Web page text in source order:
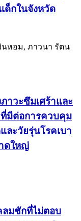
ด็กในจังหวัด
หอม, ภาวนา รัตน
าวะซึมเศร้าและ
มีต่อการควบคุม
ละวัยรุ่นโรคเบา
ดใหญ่
ลมชักที่ไม่ตอบ